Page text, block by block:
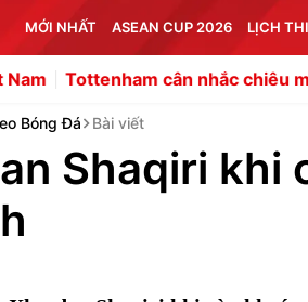
MỚI NHẤT ASEAN CUP 2026 LỊCH
cân nhắc chiêu mộ Balogun 5
Bóng Đá Bài viết
Shaqiri khi